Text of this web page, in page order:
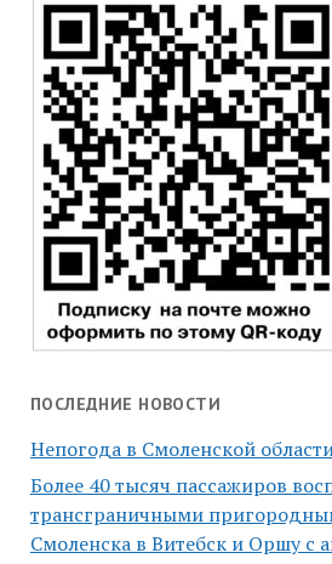
ПОСЛЕДНИЕ НОВОСТИ
Непогода в Смоленской
Более 40 тысяч пассажиров
трансграничными
Смоленска в Витебск и Оршу с